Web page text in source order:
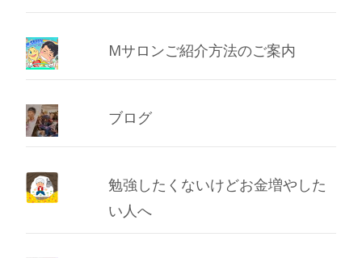
Mサロンご紹介方法のご案内
ブログ
勉強したくないけどお金増やした
い人へ